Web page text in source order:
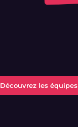
Découvrez les équipes